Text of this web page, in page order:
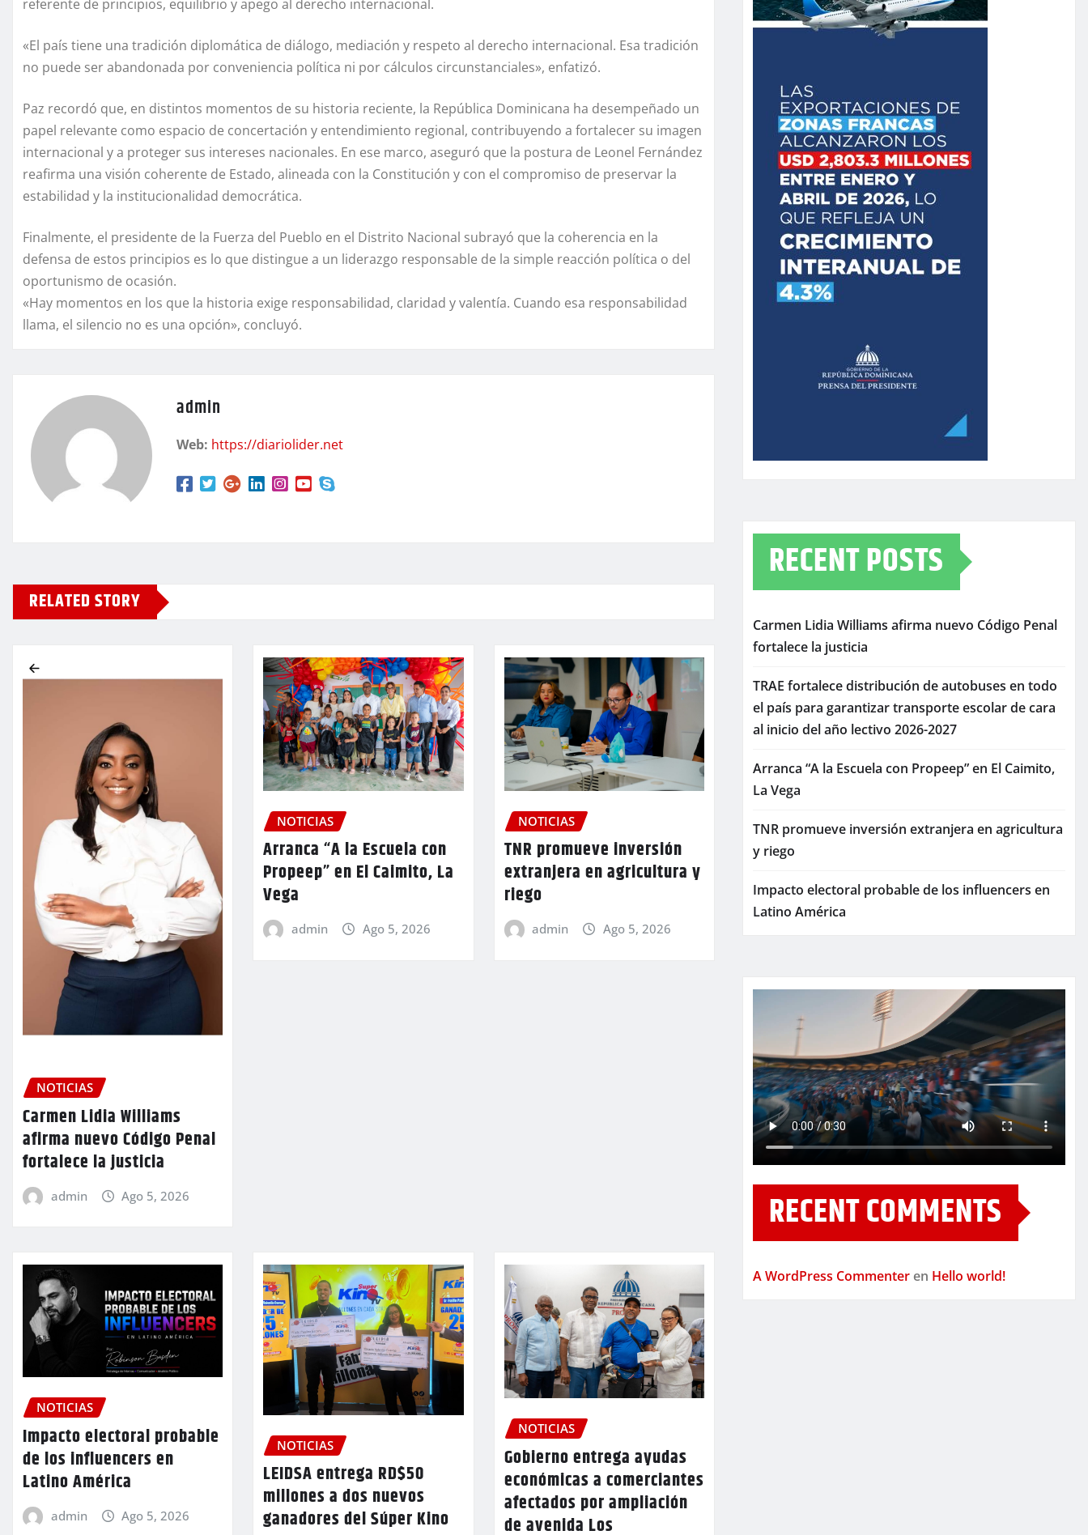
referente de principios, equilibrio y apego al derecho internacional.
«El país tiene una tradición diplomática de diálogo, mediación y respeto al derecho internacional. Esa tradición
no puede ser abandonada por conveniencia política ni por cálculos circunstanciales», enfatizó.
Paz recordó que, en distintos momentos de su historia reciente, la República Dominicana ha desempeñado un
papel relevante como espacio de concertación y entendimiento regional, contribuyendo a fortalecer su imagen
internacional y a proteger sus intereses nacionales. En ese marco, aseguró que la postura de Leonel Fernández
reafirma una visión coherente de Estado, alineada con la Constitución y con el compromiso de preservar la
estabilidad y la institucionalidad democrática.
Finalmente, el presidente de la Fuerza del Pueblo en el Distrito Nacional subrayó que la coherencia en la
defensa de estos principios es lo que distingue a un liderazgo responsable de la simple reacción política o del
oportunismo de ocasión.
«Hay momentos en los que la historia exige responsabilidad, claridad y valentía. Cuando esa responsabilidad
llama, el silencio no es una opción», concluyó.
admin
Web: https://diariolider.net
RELATED STORY
NOTICIAS
Carmen Lidia Williams
afirma nuevo Código Penal
fortalece la justicia
admin Ago 5, 2026
NOTICIAS
Arranca “A la Escuela con
Propeep” en El Caimito, La
Vega
admin Ago 5, 2026
NOTICIAS
TNR promueve inversión
extranjera en agricultura y
riego
admin Ago 5, 2026
NOTICIAS
Impacto electoral probable
de los influencers en
Latino América
admin Ago 5, 2026
NOTICIAS
LEIDSA entrega RD$50
millones a dos nuevos
ganadores del Súper Kino
NOTICIAS
Gobierno entrega ayudas
económicas a comerciantes
afectados por ampliación
de avenida Los
RECENT POSTS
Carmen Lidia Williams afirma nuevo Código Penal
fortalece la justicia
TRAE fortalece distribución de autobuses en todo
el país para garantizar transporte escolar de cara
al inicio del año lectivo 2026-2027
Arranca “A la Escuela con Propeep” en El Caimito,
La Vega
TNR promueve inversión extranjera en agricultura
y riego
Impacto electoral probable de los influencers en
Latino América
RECENT COMMENTS
A WordPress Commenter en Hello world!